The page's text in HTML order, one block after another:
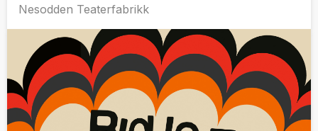
Nesodden Teaterfabrikk